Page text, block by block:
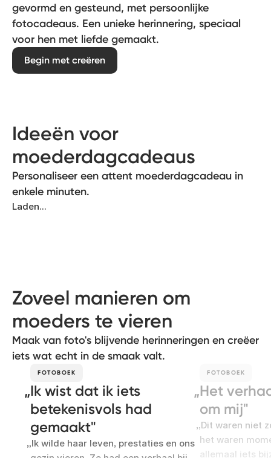
gevormd en gesteund, met persoonlijke
fotocadeaus. Een unieke herinnering, speciaal
voor hen met liefde gemaakt.
Begin met creëren
Ideeën voor
moederdagcadeaus
Personaliseer een attent moederdagcadeau in
enkele minuten.
Laden...
Zoveel manieren om
moeders te vieren
Maak van foto's blijvende herinneringen en creëer
iets wat echt in de smaak valt.
FOTOBOEK
Ik wist dat ik iets
betekenisvols had
gemaakt
Ik wilde haar leven, prestaties en ons
FOTOBOEK
Het
om mij
Dit waren niet
het waren
allemaal iets